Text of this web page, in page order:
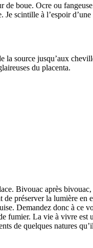
de boue. Ocre ou
Je scintille à l’espoir
la source jusqu’aux
du placenta.
Bivouac après
de préserver la lumière
Demandez donc à
fumier. La vie à vivre
de quelques natures